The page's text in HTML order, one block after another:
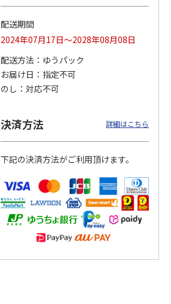
ローラルの香り
590円
(送料別・税込)
えBOX とりささ…
380円
(送料別・税込)
配送期間
2024年07月17日～2028年08月08日
配送方法
ゆうパック
お届け日
指定不可
のし
対応不可
決済方法 詳細はこちら
下記の決済方法がご利用頂けます。